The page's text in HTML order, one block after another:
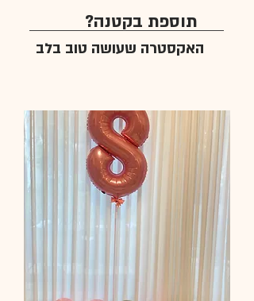
תוספת בקטנה?
האקסטרה שעושה טוב בלב